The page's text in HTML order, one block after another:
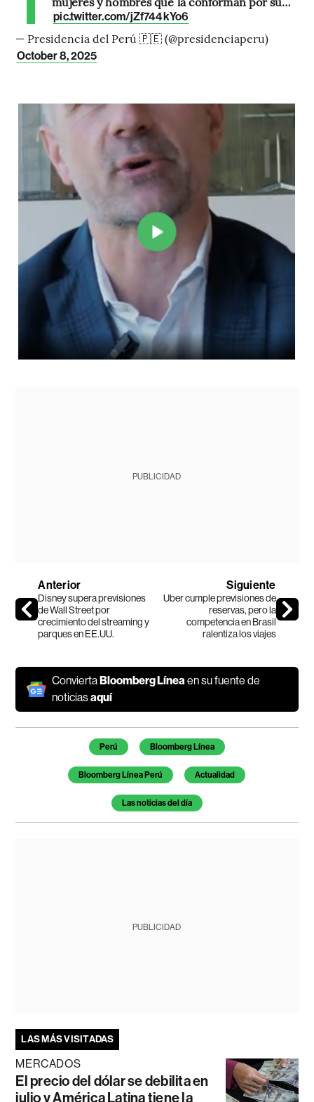
pic.twitter.com/jZf744kYo6
— Presidencia del Perú 🇵🇪 (@presidenciaperu)
October 8, 2025
PUBLICIDAD
Anterior
Disney supera previsiones
de Wall Street por
crecimiento del streaming y
parques en EE.UU.
Siguiente
Uber cumple previsiones de
reservas, pero la
competencia en Brasil
ralentiza los viajes
ConviertaBloomberg Líneaen su fuente de
noticiasaquí
Temas de este artículo
Perú Bloomberg Línea
Bloomberg Línea Perú Actualidad
Las noticias del día
PUBLICIDAD
LAS MÁS VISITADAS
MERCADOS
El precio del dólar se debilita en
julio y América Latina tiene la